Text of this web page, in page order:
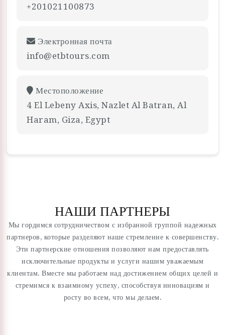
+201021100873
Электронная почта
info@etbtours.com
Местоположение
4 El Lebeny Axis, Nazlet Al Batran, Al
Haram, Giza, Egypt
НАШИ ПАРТНЕРЫ
Мы гордимся сотрудничеством с избранной группой надежных
партнеров, которые разделяют наше стремление к совершенству.
Эти партнерские отношения позволяют нам предоставлять
исключительные продукты и услуги нашим уважаемым
клиентам. Вместе мы работаем над достижением общих целей и
стремимся к взаимному успеху, способствуя инновациям и
росту во всем, что мы делаем.